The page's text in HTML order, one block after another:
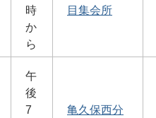
時
か
ら
目集会所
午
後
7
亀久保西分